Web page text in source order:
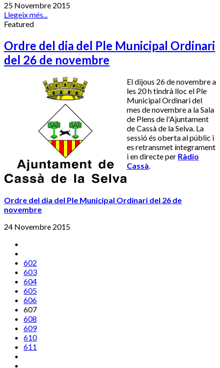
25 Novembre 2015
Llegeix més...
Featured
Ordre del dia del Ple Municipal Ordinari
del 26 de novembre
El dijous 26 de novembre a
les 20 h tindrà lloc el Ple
Municipal Ordinari del
mes de novembre a la Sala
de Plens de l'Ajuntament
de Cassà de la Selva. La
sessió és oberta al públic i
es retransmet íntegrament
i en directe per Ràdio
Cassà.
Ordre del dia del Ple Municipal Ordinari del 26 de
novembre
24 Novembre 2015
602
603
604
605
606
607
608
609
610
611